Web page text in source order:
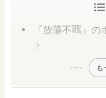
『放蕩不羈』
ト
も